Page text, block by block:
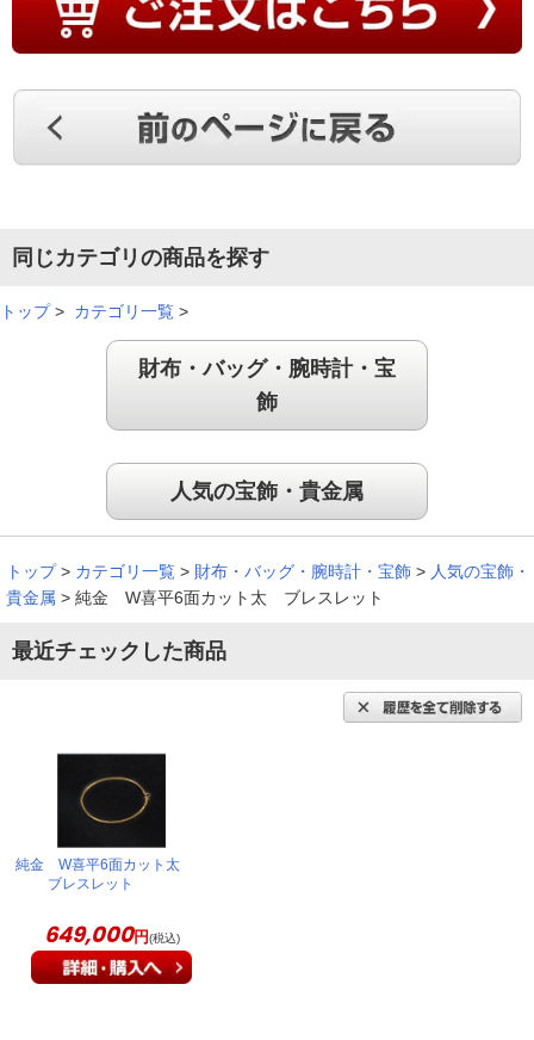
以前から主人とお揃いのブレスレットが欲しかったので購入し
キラして素敵です。
（
兵庫県
たので財産として大切にしたいです。
（ 長崎県
純金の豪華さを感じられる
思っていたよりも幅が太く、純金の豪華さを感じました。
（鹿児島県60代T.M様）
す。
※ 商品により、同一シリーズをご購入された方の声を含みます。
同じカテゴリの商品を探す
トップ> カテゴリ一覧 >
財布・バッグ・腕時計・宝
飾
人気の宝飾・貴金属
トップ > カテゴリ一覧 > 財布・バッグ・腕時計・宝飾 > 人気の宝飾・
貴金属 > 純金 W喜平6面カット太 ブレスレット
最近チェックした商品
純金 W喜平6面カット太
ブレスレット
649,000円(税込)